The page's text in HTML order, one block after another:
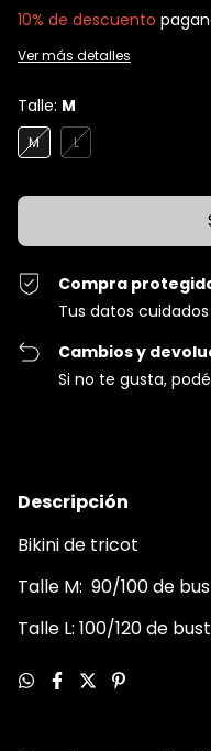
10% de descuento
Ver más detalles
Talle: M
M L
Compra
Tus datos
Cambios y
Si no te gusta,
Descripción
Bikini de tricot
Talle M: 90/100 de
Talle L: 100/120 de